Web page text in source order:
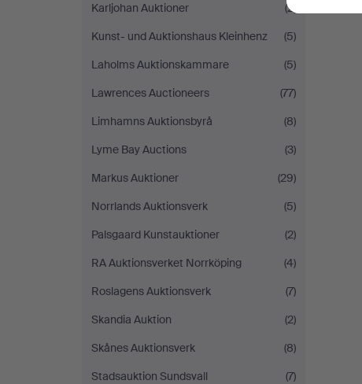
Karljohan Auktioner
(2)
Kunst- und Auktionshaus Kleinhenz
(5)
Laholms Auktionskammare
(5)
Lawrences Auctioneers
(77)
Limhamns Auktionsbyrå
(8)
Lyme Bay Auctions
(3)
Markus Auktioner
(29)
Norrlands Auktionsverk
(5)
Palsgaard Kunstauktioner
(2)
RA Auktionsverket Norrköping
(4)
Roslagens Auktionsverk
(7)
Skandia Auktion
(2)
Skånes Auktionsverk
(8)
Stadsauktion Sundsvall
(7)